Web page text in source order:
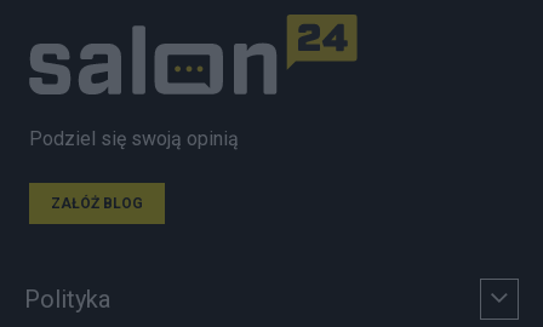
Podziel się swoją opinią
ZAŁÓŻ BLOG
Polityka